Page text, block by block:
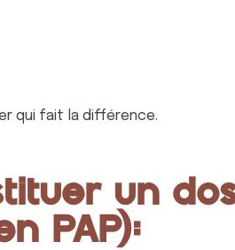
qui fait la différence.
un
PAP):